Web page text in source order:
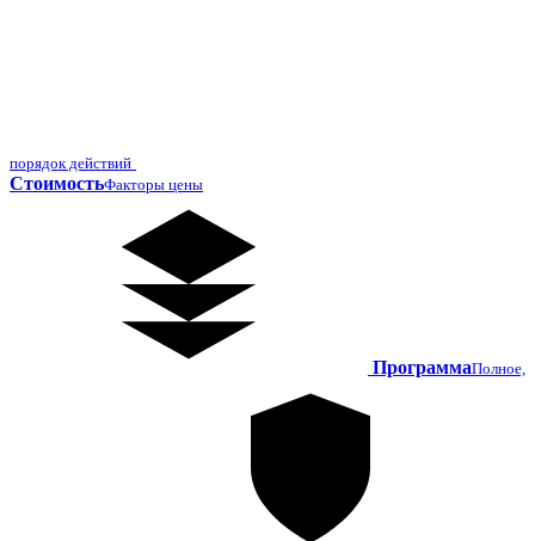
порядок действий
СтоимостьФакторы цены
ПрограммаПолное,